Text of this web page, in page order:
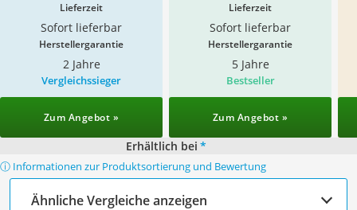
Lieferzeit
Sofort lieferbar
Lieferzeit
Sofort lieferbar
Herstellergarantie
2 Jahre
Herstellergarantie
5 Jahre
Vergleichssieger
Zum Angebot »
Bestseller
Zum Angebot »
Erhältlich bei *
ⓘ Informationen zur Produktsortierung und Bewertung
Ähnliche Vergleiche anzeigen